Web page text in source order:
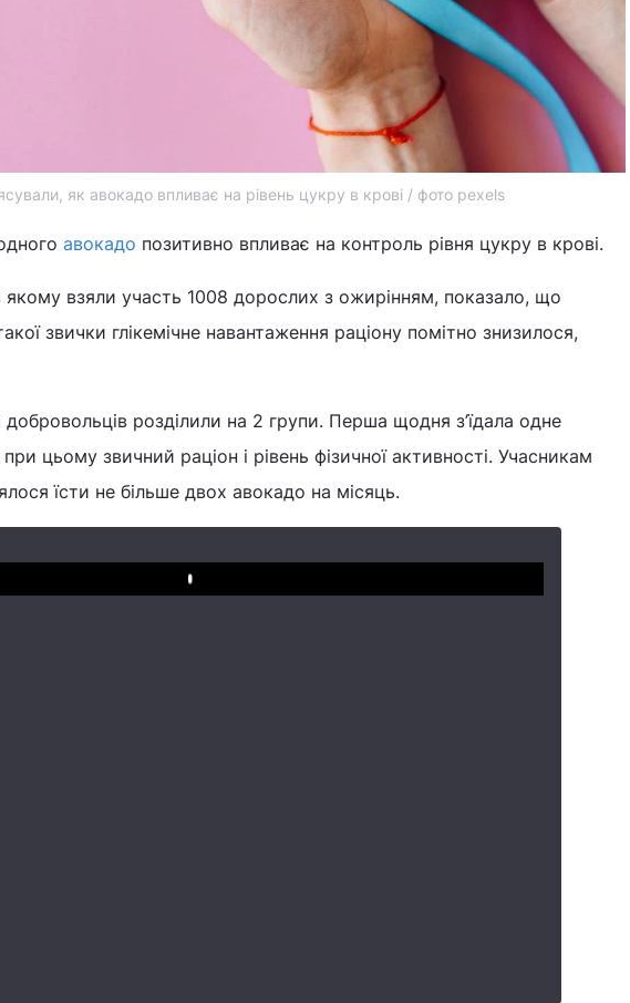
як авокадо впливає на рівень цукру в крові / фото pexels
авокадо позитивно впливає на контроль рівня цукру в крові.
якому взяли участь 1008 дорослих з ожирінням, показало, що
звички глікемічне навантаження раціону помітно знизилося,
добровольців розділили на 2 групи. Перша щодня з’їдала одне
при цьому звичний раціон і рівень фізичної активності. Учасникам
їсти не більше двох авокадо на місяць.
Play